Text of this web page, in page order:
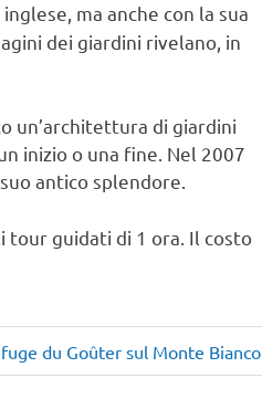
ma anche con la sua
dei giardini rivelano, in
un’architettura di giardini
inizio o una fine. Nel 2007
antico splendore.
tour guidati di 1 ora. Il costo
du Goûter sul Monte Bianco